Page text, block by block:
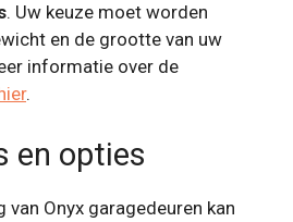
. Uw keuze moet worden
en de grootte van uw
informatie over de
.
en opties
Onyx garagedeuren kan